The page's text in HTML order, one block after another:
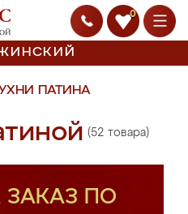
0
ПАТИНА
(52 товара)
ЗАКАЗ ПО